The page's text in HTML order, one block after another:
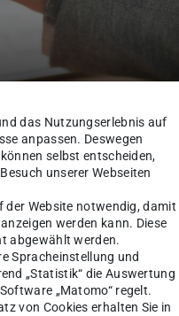
Betrieb
das Nutzungserlebnis auf
anpassen. Deswegen
selbst entscheiden,
unserer Webseiten
der Website notwendig, damit
werden kann. Diese
abgewählt werden.
Spracheinstellung und
„Statistik“ die Auswertung
„Matomo“ regelt.
von Cookies erhalten Sie in